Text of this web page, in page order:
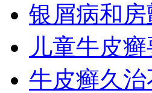
银屑病和房
儿童牛皮
牛皮癣久